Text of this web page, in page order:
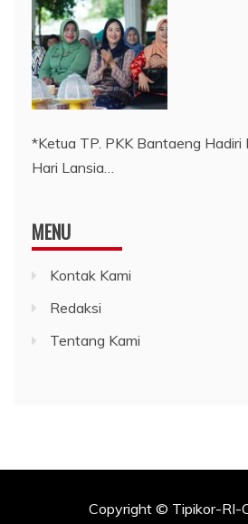
*Ketua TP. PKK Bantaeng Hadiri
Hari Lansia…
MENU
Kontak Kami
Redaksi
Tentang Kami
Copyright © Tipikor-RI-